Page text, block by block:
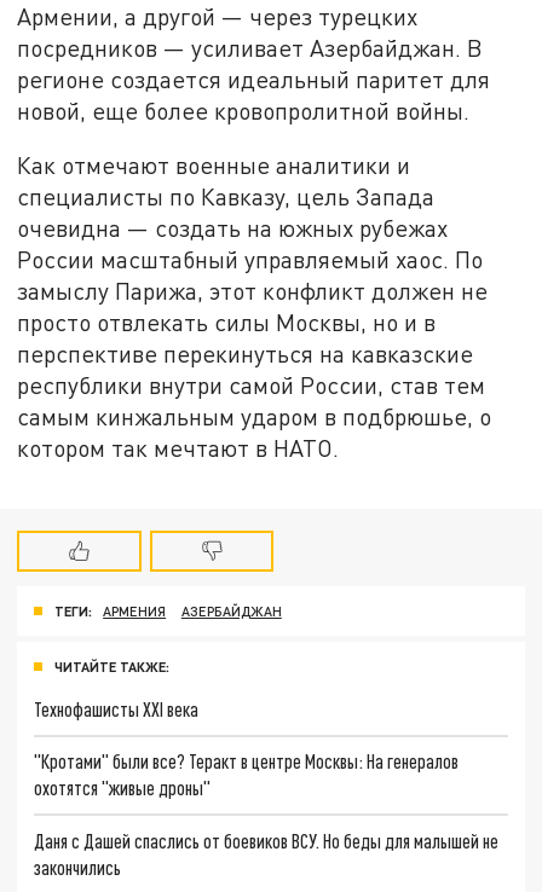
Армении, а другой — через турецких
посредников — усиливает Азербайджан. В
регионе создается идеальный паритет для
новой, еще более кровопролитной войны.
Как отмечают военные аналитики и
специалисты по Кавказу, цель Запада
очевидна — создать на южных рубежах
России масштабный управляемый хаос. По
замыслу Парижа, этот конфликт должен не
просто отвлекать силы Москвы, но и в
перспективе перекинуться на кавказские
республики внутри самой России, став тем
самым кинжальным ударом в подбрюшье, о
котором так мечтают в НАТО.
ТЕГИ: АРМЕНИЯ АЗЕРБАЙДЖАН
ЧИТАЙТЕ ТАКЖЕ:
Технофашисты XXI века
"Кротами" были все? Теракт в центре Москвы: На генералов
охотятся "живые дроны"
Даня с Дашей спаслись от боевиков ВСУ. Но беды для малышей не
закончились